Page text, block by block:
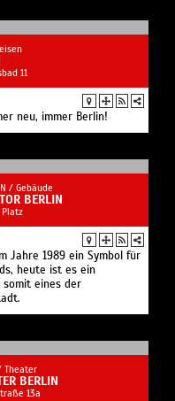
11
neu, immer Berlin!
/Gebäude
BERLIN
Jahre 1989 ein Symbol für
heute ist es ein
eines der
/Theater
BERLIN